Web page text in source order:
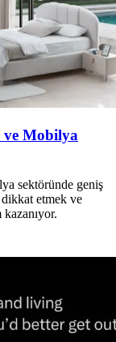
Mobilya
sektöründe geniş
etmek ve